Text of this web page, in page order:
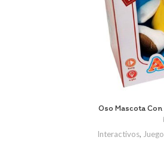
Oso Mascota Con
Interactivos,